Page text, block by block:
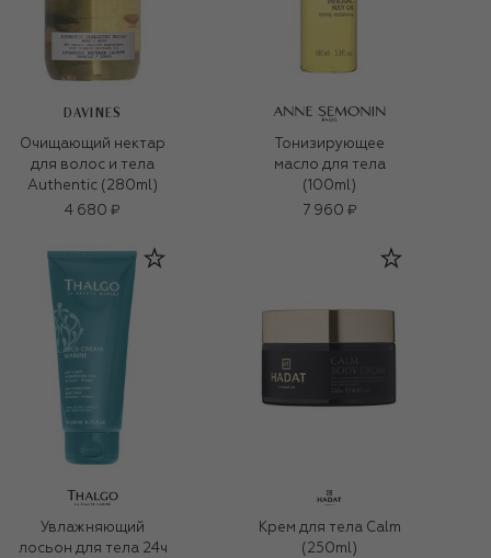
DAVINES
Очищающий нектар
для волос и тела
Authentic (280ml)
4 680 ₽
Тонизирующее
масло для тела
(100ml)
7 960 ₽
Увлажняющий
лосьон для тела 24ч
Крем для тела Calm
(250ml)